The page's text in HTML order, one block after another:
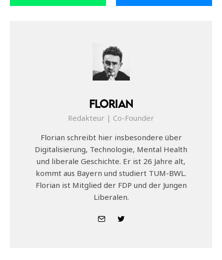
Florian
Redakteur | Co-Founder
Florian schreibt hier insbesondere über
Digitalisierung, Technologie, Mental Health
und liberale Geschichte. Er ist 26 Jahre alt,
kommt aus Bayern und studiert TUM-BWL.
Florian ist Mitglied der FDP und der Jungen
Liberalen.